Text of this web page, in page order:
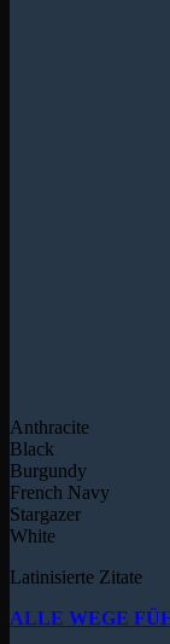
Anthracite
Black
Burgundy
French Navy
Stargazer
White
Latinisierte Zitate
ALLE WEGE